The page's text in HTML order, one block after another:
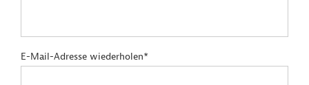
E-Mail-Adresse wiederholen*